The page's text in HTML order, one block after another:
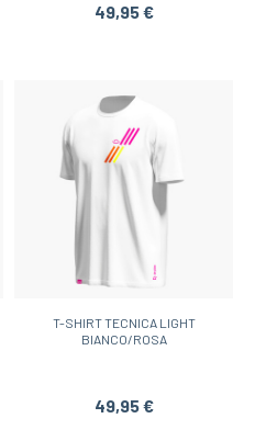
49,95 €
T-SHIRT TECNICA LIGHT
BIANCO/ROSA
49,95 €